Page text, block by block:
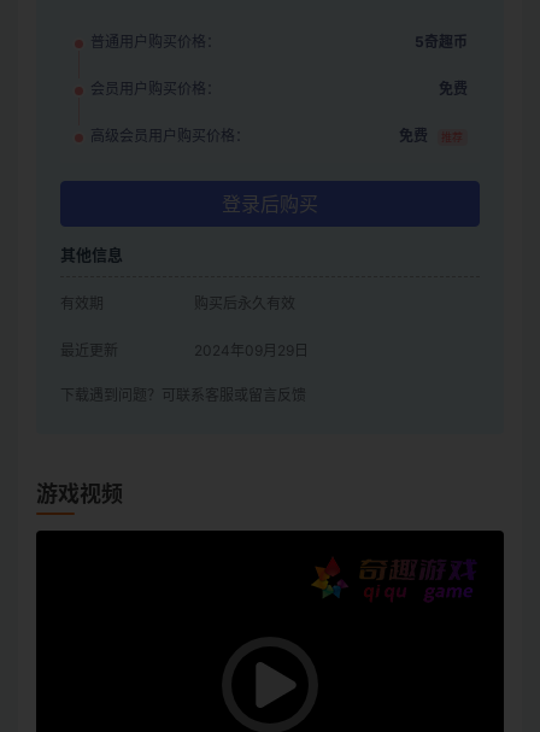
普通用户购买价格： 5奇趣币
会员用户购买价格： 免费
高级会员用户购买价格： 免费 推荐
登录后购买
其他信息
有效期 购买后永久有效
最近更新 2024年09月29日
下载遇到问题？可联系客服或留言反馈
游戏视频